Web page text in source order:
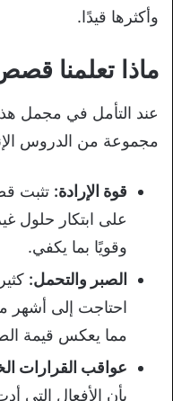
وأكثرها قيدًا.
ماذا تعلمنا
عند التأمل في مجمل
مجموعة من الدروس
قوة الإرادة: تثبت
على ابتكار حلول
وقويًا بما يكفي.
الصبر والتحمل:
احتاجت إلى أشهر
مما يعكس قيمة
عواقب القرارات
بأن الأفعال التي